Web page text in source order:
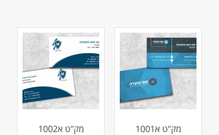
מק"ט א1001 מק"ט א1002